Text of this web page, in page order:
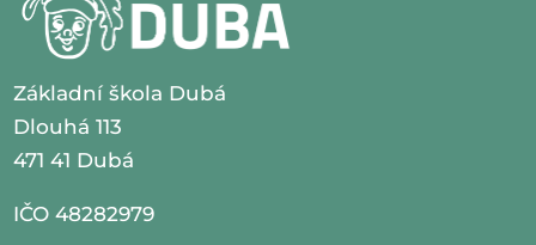
Základní škola Dubá
Dlouhá 113
471 41 Dubá
IČO 48282979